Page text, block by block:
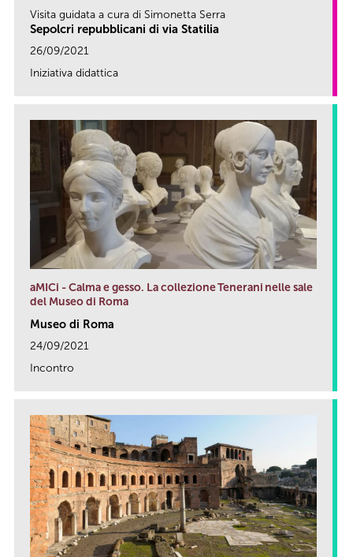
Visita guidata a cura di Simonetta Serra
Sepolcri repubblicani di via Statilia
26/09/2021
Iniziativa didattica
aMICi - Calma e gesso. La collezione Tenerani nelle sale
del Museo di Roma
Museo di Roma
24/09/2021
Incontro